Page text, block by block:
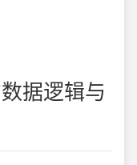
据逻辑与